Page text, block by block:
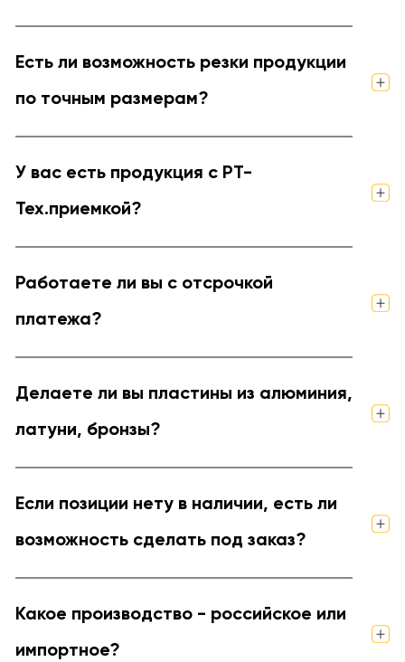
Есть ли возможность резки продукции
по точным размерам?
У вас есть продукция с РТ-
Тех.приемкой?
Работаете ли вы с отсрочкой
платежа?
Делаете ли вы пластины из алюминия,
латуни, бронзы?
Если позиции нету в наличии, есть ли
возможность сделать под заказ?
Какое производство - российское или
импортное?